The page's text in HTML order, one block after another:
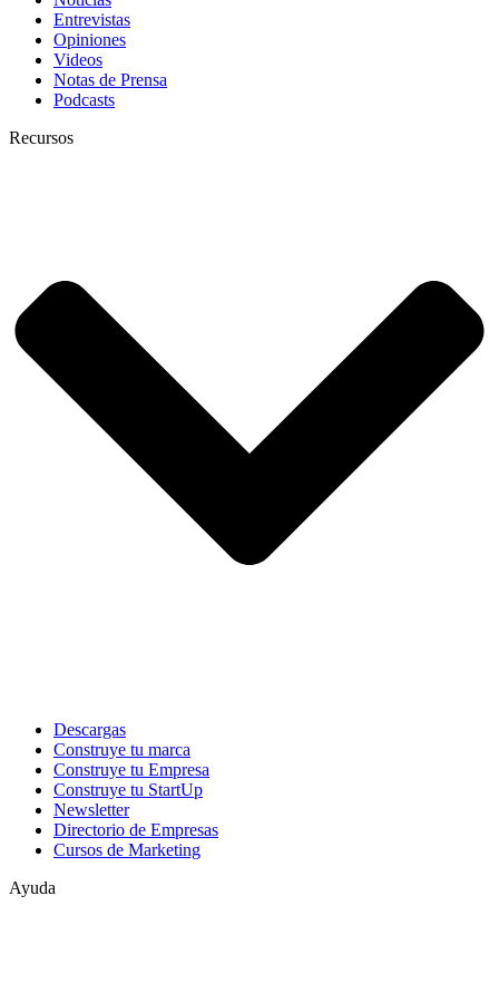
Entrevistas
Opiniones
Videos
Notas de Prensa
Podcasts
Recursos
Descargas
Construye tu marca
Construye tu Empresa
Construye tu StartUp
Newsletter
Directorio de Empresas
Cursos de Marketing
Ayuda